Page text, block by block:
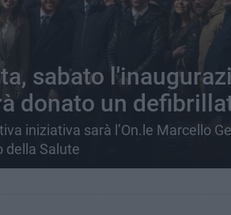
sabato
donato un
iniziativa sarà l’On.le Marcello
della Salute